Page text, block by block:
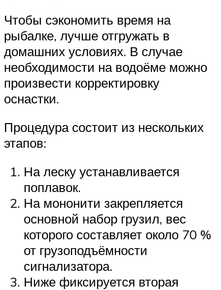
Чтобы сэкономить время на
рыбалке, лучше отгружать в
домашних условиях. В случае
необходимости на водоёме можно
произвести корректировку
оснастки.
Процедура состоит из нескольких
этапов:
На леску устанавливается
поплавок.
На мононити закрепляется
основной набор грузил, вес
которого составляет около 70 %
от грузоподъёмности
сигнализатора.
Ниже фиксируется вторая